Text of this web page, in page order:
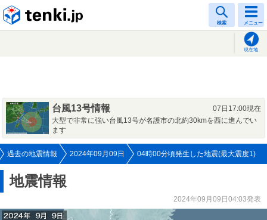
検索 メニュー
現在地
台風13号情報
07日17:00現在
大型で非常に強い台風13号が名護市の北約30kmを西に進んでい
ます
過去の地震情報 2024年09月09日 04時00分頃発生した地震(最大震度1)
地震情報
2024年09月09日04:03発表